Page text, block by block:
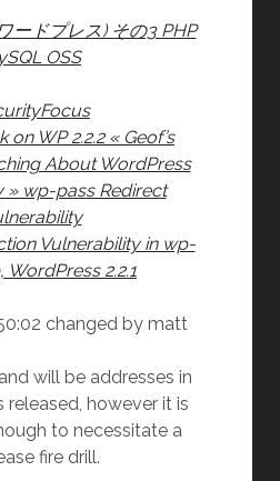
ン
テ
ー
マ)
つ
い
ードプレス) その3 PHP
OSS
WP 2.2.2 « Geof’s
About WordPress
» wp-pass Redirect
Vulnerability in wp-
WordPress 2.2.1
changed by matt
will be addresses in
released, however it is
to necessitate a
fire drill.